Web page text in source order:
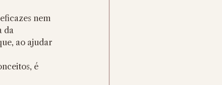
da
ao ajudar